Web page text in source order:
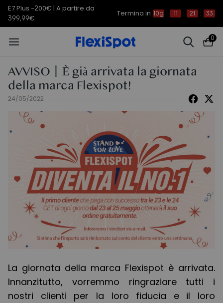
C7 Morpher -290€ | A partire da
Termina in 10g : 11 : 21 : 32
0
AVVISO丨È già arrivata la giornata
della marca Flexispot!
24/05/2022
La giornata della marca Flexispot è arrivata.
Innanzitutto, vorremmo ringraziare tutti i
nostri clienti per la loro fiducia e il loro